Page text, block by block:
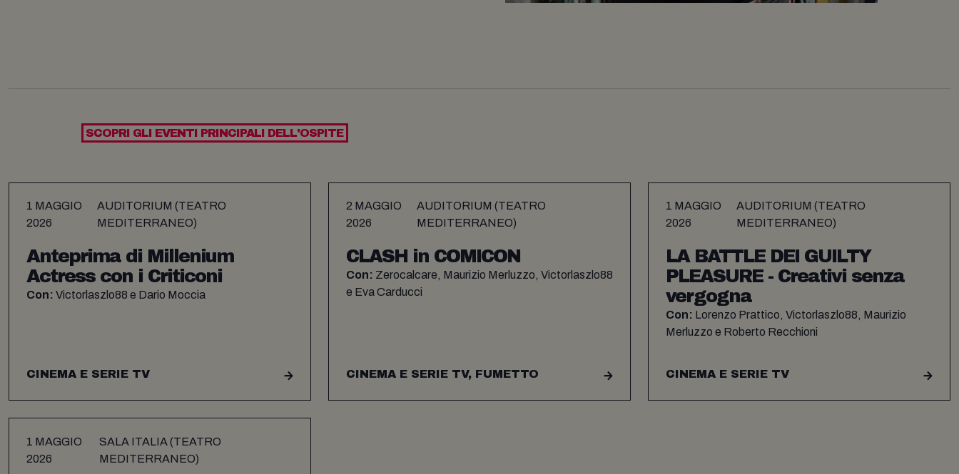
SCOPRI GLI EVENTI PRINCIPALI DELL'OSPITE
1 MAGGIO
2026
AUDITORIUM (TEATRO
MEDITERRANEO)
Anteprima di Millenium
Actress con i Criticoni
Con: Victorlaszlo88 e Dario Moccia
CINEMA E SERIE TV
2 MAGGIO
2026
AUDITORIUM (TEATRO
MEDITERRANEO)
CLASH in COMICON
Con: Zerocalcare, Maurizio Merluzzo, Victorlaszlo88
e Eva Carducci
CINEMA E SERIE TV, FUMETTO
1 MAGGIO
2026
AUDITORIUM (TEATRO
MEDITERRANEO)
LA BATTLE DEI GUILTY
PLEASURE - Creativi senza
vergogna
Con: Lorenzo Prattico, Victorlaszlo88, Maurizio
Merluzzo e Roberto Recchioni
CINEMA E SERIE TV
1 MAGGIO
2026
SALA ITALIA (TEATRO
MEDITERRANEO)